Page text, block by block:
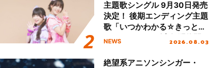
主題歌シングル 9月30日発売
決定！ 後期エンディング主題
歌「いつかわかる☆きっとあ
える」TVサイズ先行配信開
NEWS 2026.08.03
絶望系アニソンシンガー・